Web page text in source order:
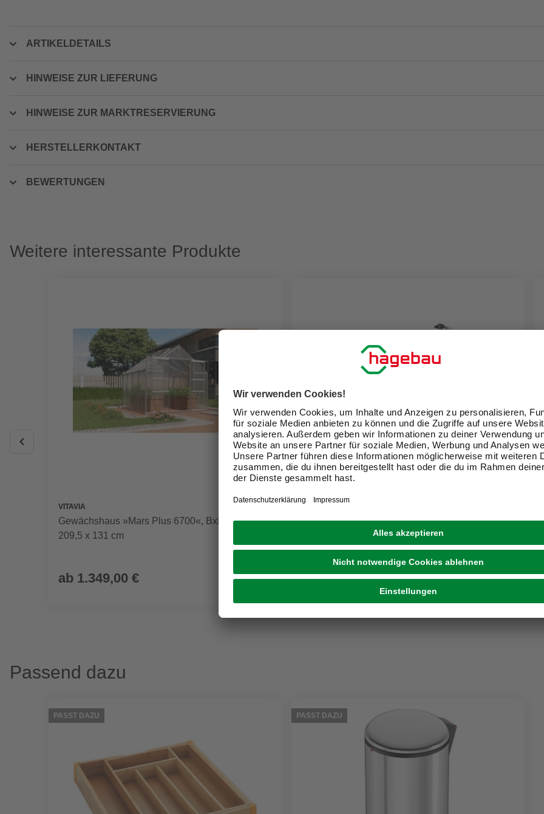
ARTIKELDETAILS
HINWEISE ZUR LIEFERUNG
HINWEISE ZUR MARKTRESERVIERUNG
HERSTELLERKONTAKT
BEWERTUNGEN
Weitere interessante Produkte
VITAVIA
Gewächshaus »Mars Plus 6700«, BxHxL: 195 x
209,5 x 131 cm
ab 1.349,00 €
Cityrad »Wave Premium«, 28 Zoll, 3-Gang,
ab409,00 €
Passend dazu
PASST DAZU PASST DAZU